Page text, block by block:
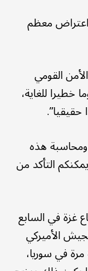
اعتراض معظم
القومي
خطيرا للغاية،
هذه
التأكد من
غزة في السابع
الأميركي
للهجوم 58 مرة على الأقل في العراق، و83 مرة في سوريا،